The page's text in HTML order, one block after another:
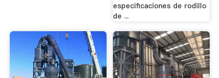
especificaciones de rodillo
de ...